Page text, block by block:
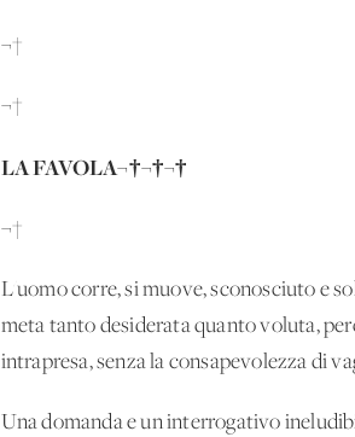
¬†
¬†
LA FAVOLA¬†¬†¬†
¬†
L'uomo corre, si muove, sconosciuto e
meta tanto desiderata quanto voluta,
intrapresa, senza la consapevolezza di
Una domanda e un interrogativo